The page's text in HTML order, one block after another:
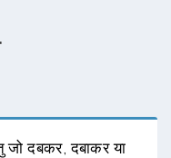
जो दबकर, दबाकर या